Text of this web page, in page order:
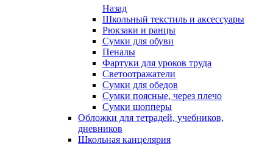
Назад
Школьный текстиль и аксессуары
Рюкзаки и ранцы
Сумки для обуви
Пеналы
Фартуки для уроков труда
Светоотражатели
Сумки для обедов
Сумки поясные, через плечо
Сумки шопперы
Обложки для тетрадей, учебников,
дневников
Школьная канцелярия